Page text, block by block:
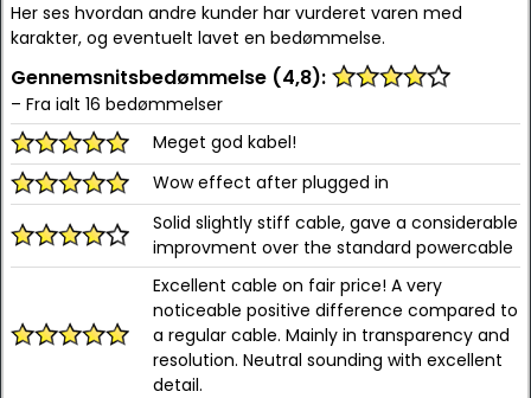
Her ses hvordan andre kunder har vurderet varen med
karakter, og eventuelt lavet en bedømmelse.
Gennemsnitsbedømmelse (4,8):
– Fra ialt 16 bedømmelser
Meget god kabel!
Wow effect after plugged in
Solid slightly stiff cable, gave a considerable
improvment over the standard powercable
Excellent cable on fair price! A very
noticeable positive difference compared to
a regular cable. Mainly in transparency and
resolution. Neutral sounding with excellent
detail.